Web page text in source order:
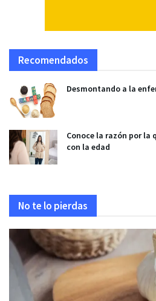
Recomendados
Desmontando a la
Conoce la razón por la
con la edad
No te lo pierdas